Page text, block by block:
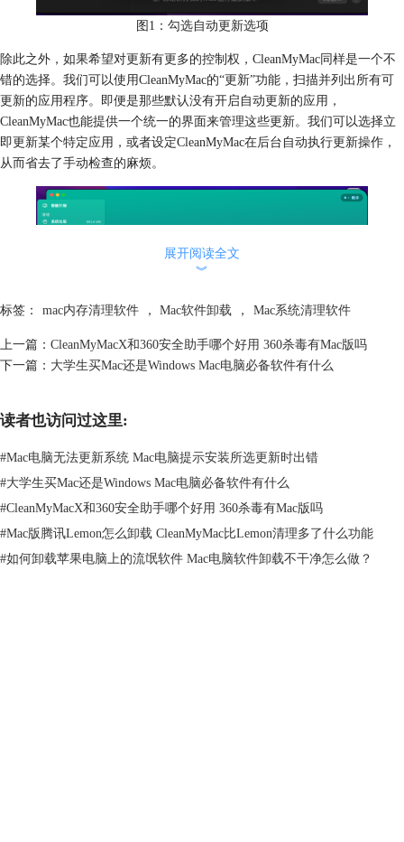
图1：勾选自动更新选项
除此之外，如果希望对更新有更多的控制权，CleanMyMac同样是一个不
错的选择。我们可以使用CleanMyMac的“更新”功能，扫描并列出所有可
更新的应用程序。即便是那些默认没有开启自动更新的应用，
CleanMyMac也能提供一个统一的界面来管理这些更新。我们可以选择立
即更新某个特定应用，或者设定CleanMyMac在后台自动执行更新操作，
从而省去了手动检查的麻烦。
二、不是Mac Store里的软件需要怎么更新
序，更新可能需要一些额外的步骤。通常情况下，我们需要手动访问软件
官网查找是否有新版本可供下载。不过，借助CleanMyMac，这个过程将
会变得更加简单。上文为大家介绍了CleanMyMac的“更新”功能，下面为
大家演示一下如何使用CleanMyMac更新功能的具体步骤。
1、在CleanMyMac中打开“更新”模块。
2、CleanMyMac会自动扫描所有已安装的应用，点击“查看x个更新”可看
展开阅读全文
︾
标签： mac内存清理软件 ， Mac软件卸载 ， Mac系统清理软件
上一篇： CleanMyMacX和360安全助手哪个好用 360杀毒有Mac版吗
下一篇： 大学生买Mac还是Windows Mac电脑必备软件有什么
读者也访问过这里:
#Mac电脑无法更新系统 Mac电脑提示安装所选更新时出错
#大学生买Mac还是Windows Mac电脑必备软件有什么
#CleanMyMacX和360安全助手哪个好用 360杀毒有Mac版吗
#Mac版腾讯Lemon怎么卸载 CleanMyMac比Lemon清理多了什么功能
#如何卸载苹果电脑上的流氓软件 Mac电脑软件卸载不干净怎么做？